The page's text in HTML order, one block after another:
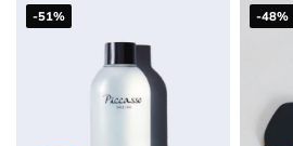
-51% -48%